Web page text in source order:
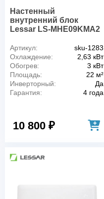
Настенный
внутренний блок
Lessar LS-MHE09KMA2
Артикул:
sku-1283
Охлаждение:
2,63 кВт
Обогрев:
3 кВт
Площадь:
22 м²
Инверторный:
Да
Гарантия:
4 года
10 800 ₽